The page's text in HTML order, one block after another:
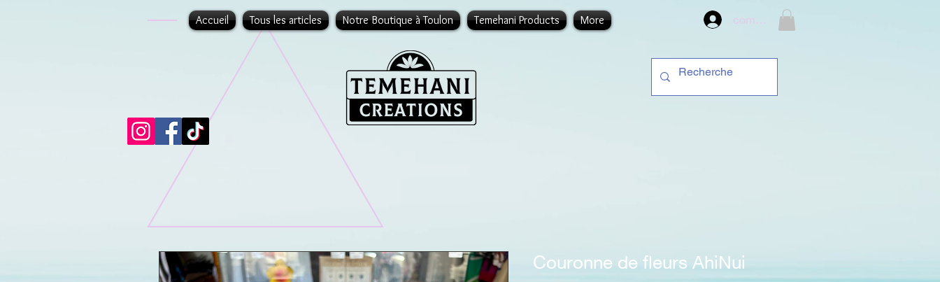
Accueil Tous les articles Notre Boutique à Toulon Temehani Products More compte
Couronne de fleurs AhiNui